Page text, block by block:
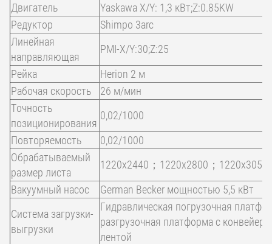
Двигатель
Yaskawa X/Y: 1,3 кВт;Z:0.85KW
Редуктор
Shimpo 3arc
Линейная
направляющая
PMI-X/Y:30;Z:25
Рейка
Herion 2 м
Рабочая скорость
26 м/мин
Точность
позиционирования
0,02/1000
Повторяемость
0,02/1000
Обрабатываемый
размер листа
1220x2440；1220x2800；1220x3050
Вакуумный насос
German Becker мощностью 5,5 кВт
Система загрузки-
выгрузки
Гидравлическая погрузочная
разгрузочная платформа с
лентой